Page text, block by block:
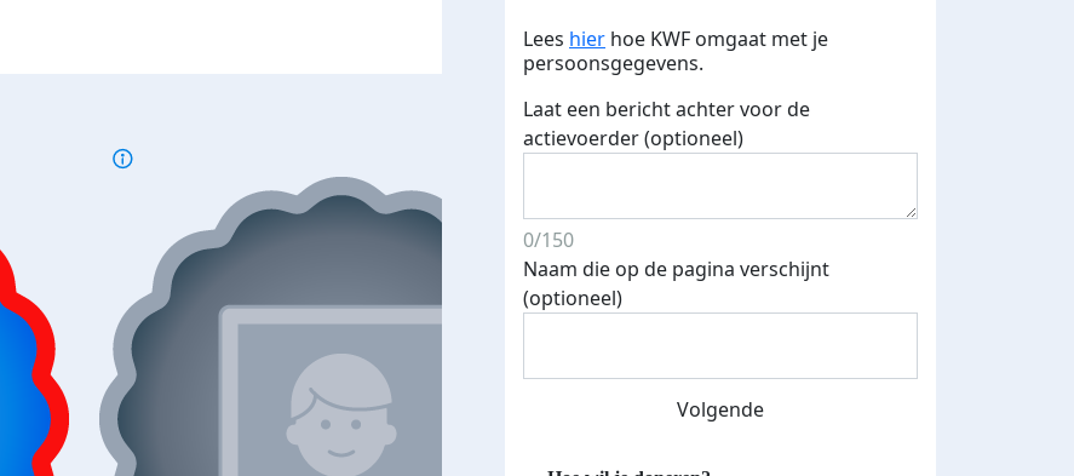
Lees hier hoe KWF omgaat met je
persoonsgegevens.
Laat een bericht achter voor de
actievoerder (optioneel)
0/150
Naam die op de pagina verschijnt
(optioneel)
Volgende